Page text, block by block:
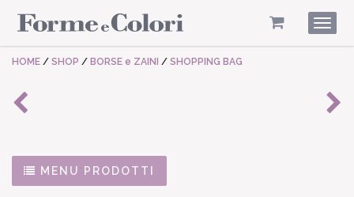
HOME / SHOP / BORSE e ZAINI / SHOPPING BAG
MENU PRODOTTI